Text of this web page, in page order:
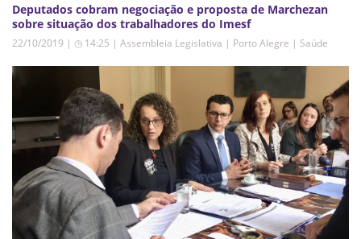
Deputados cobram negociação e proposta de Marchezan
sobre situação dos trabalhadores do Imesf
22/10/2019 | ◷ 14:25 | Assembleia Legislativa | Porto Alegre | Saúde